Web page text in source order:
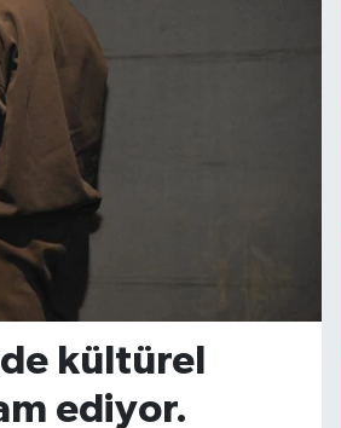
kültürel
ediyor.